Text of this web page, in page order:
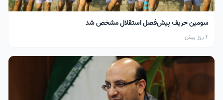
سومین حریف پیش‌فصل استقلال مشخص شد
4 روز پیش